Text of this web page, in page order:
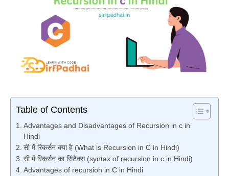
Table of Contents
Advantages and Disadvantages of Recursion in c in
Hindi
सी में रिकर्सन क्या है (What is Recursion in C in Hindi)
सी में रिकर्सन का सिंटैक्स (syntax of recursion in c in Hindi)
Advantages of recursion in C in Hindi